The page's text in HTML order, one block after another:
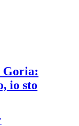
Goria:
io sto